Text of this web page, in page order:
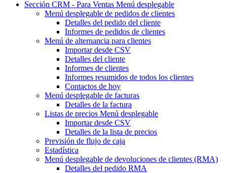
Sección CRM - Para Ventas Menú desplegable
Menú desplegable de pedidos de clientes
Detalles del pedido del cliente
Informes de pedidos de clientes
Menú de alternancia para clientes
Importar desde CSV
Detalles del cliente
Informes de clientes
Informes resumidos de todos los clientes
Contactos de hoy
Menú desplegable de facturas
Detalles de la factura
Listas de precios Menú desplegable
Importar desde CSV
Detalles de la lista de precios
Previsión de flujo de caja
Estadística
Menú desplegable de devoluciones de clientes (RMA)
Detalles del pedido RMA